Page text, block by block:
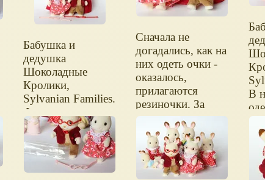
Бабушка и
дедушка
Шоколадные
Кролики,
Sylvanian Families.
Фигурки рядом с
18-см куклой.
Рост кроликов -
около 8 см.
Сначала не
догадались, как на
них одеть очки -
оказалось,
прилагаются
резиночки. За
уши и за воротник
они никак не
цепляются.
В